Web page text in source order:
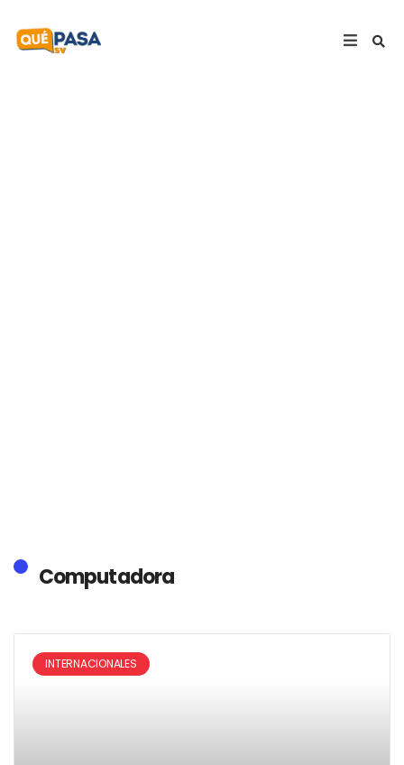
Computadora
INTERNACIONALES